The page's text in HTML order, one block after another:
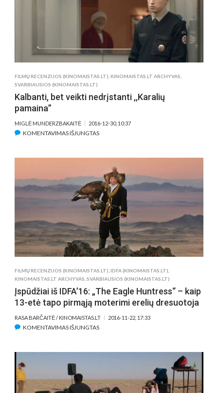
DABAR
FILMŲ RECENZIJOS (KINOMAISTAS.LT) KINOMAISTAS.LT ARCHYVAS
SVARBIAUSIOS (KINOMAISTAS.LT)
Kalbanti, bet veikti nedrįstanti ,,Karalių
pamaina”
MIGLĖ MUNDERZBAKAITĖ 2016-12-30, 10:37
KOMENTAVIMAS IŠJUNGTASĮRAŠE
NEDRĮSTANTI
,,KARALIŲ
PAMAINA”
FILMŲ RECENZIJOS (KINOMAISTAS.LT),IDFA (KINOMAISTAS.LT),
KINOMAISTAS.LT ARCHYVAS,SVARBIAUSIOS (KINOMAISTAS.LT)
Įspūdžiai iš IDFA’16: „The Eagle Huntress“ – kaip
13-etė tapo pirmąją moterimi erelių dresuotoja
RASA BARČAITĖ / KINOMAISTAS.LT 2016-11-22, 17:33
KOMENTAVIMAS IŠJUNGTASĮRAŠE
EAGLE
HUNTRESS“